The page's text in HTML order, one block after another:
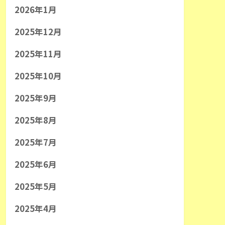
2026年1月
2025年12月
2025年11月
2025年10月
2025年9月
2025年8月
2025年7月
2025年6月
2025年5月
2025年4月